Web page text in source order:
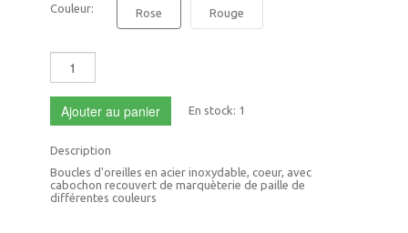
Couleur: Rose Rouge
Ajouter au panier En stock: 1
Description
Boucles d'oreilles en acier inoxydable, coeur, avec
cabochon recouvert de marquèterie de paille de
différentes couleurs